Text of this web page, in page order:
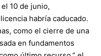
10 de junio,
habría caducado.
como el cierre de una
en fundamentos